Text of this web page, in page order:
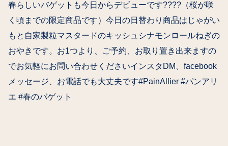
春らしいバゲットも今日からデビューです????（桜が咲
く頃までの限定商品です）今日の日替わり商品はじゃがい
もと自家製粒マスタードのキッシュシナモンロールねぎの
おやきです。お1つより、ご予約、お取り置き出来ますの
でお気軽にお問い合わせくださいインスタDM、facebook
メッセージ、お電話でも大丈夫です#PainAllier #パンアリ
エ #春のバゲット